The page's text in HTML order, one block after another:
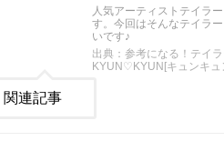
人気アーティストテイラ
す。今回はそんなテイラ
いです♪
出典：参考になる！テイ
KYUN♡KYUN[キュンキュ
関連記事